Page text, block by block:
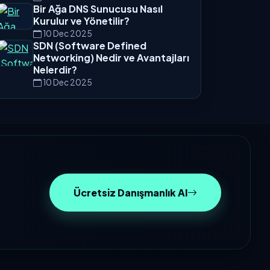
Bir Ağa DNS Sunucusu Nasıl
Kurulur ve Yönetilir?
10 Dec 2025
SDN (Software Defined
Networking) Nedir ve Avantajları
Nelerdir?
10 Dec 2025
Ücretsiz Danışmanlık Al